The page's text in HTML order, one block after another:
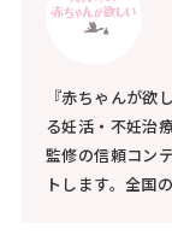
『赤ちゃんが欲
る妊活・不妊治
監修の信頼コン
トします。全国